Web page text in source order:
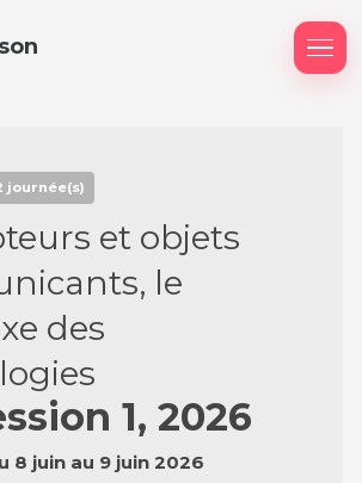
journée(s)
et objets
le
des
1, 2026
8 juin au 9 juin 2026